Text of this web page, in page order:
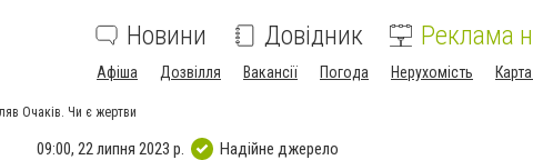
Новини Довідник Реклама
Афіша Дозвілля Вакансії Погода Нерухомість
Очаків. Чи є жертви
09:00, 22 липня 2023 р. Надійне джерело